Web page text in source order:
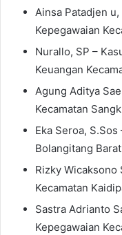
Ainsa Patadjen u,
Kepegawaian
Nurallo, SP –
Keuangan
Agung Aditya
Kecamatan
Eka Seroa,
Bolangitang Barat
Rizky Wicaksono
Kecamatan
Sastra Adrianto
Kepegawaian